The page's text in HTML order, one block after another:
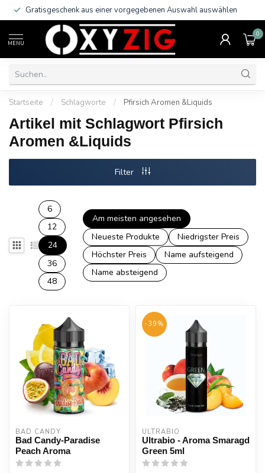
Gratisgeschenk aus einer vorgegebenen Auswahl auswählen
MENU
0
Startseite / Schlagworte / Pfirsich Aromen &Liquids
Artikel mit Schlagwort Pfirsich
Aromen &Liquids
Filter
6
12
24
36
48
Am meisten angesehen
Neueste Produkte
Niedrigster Preis
Höchster Preis
Name aufsteigend
Name absteigend
BAD CANDY
Bad Candy-Paradise
Peach Aroma
-39%
ULTRABIO
Ultrabio - Aroma Smaragd
Green 5ml